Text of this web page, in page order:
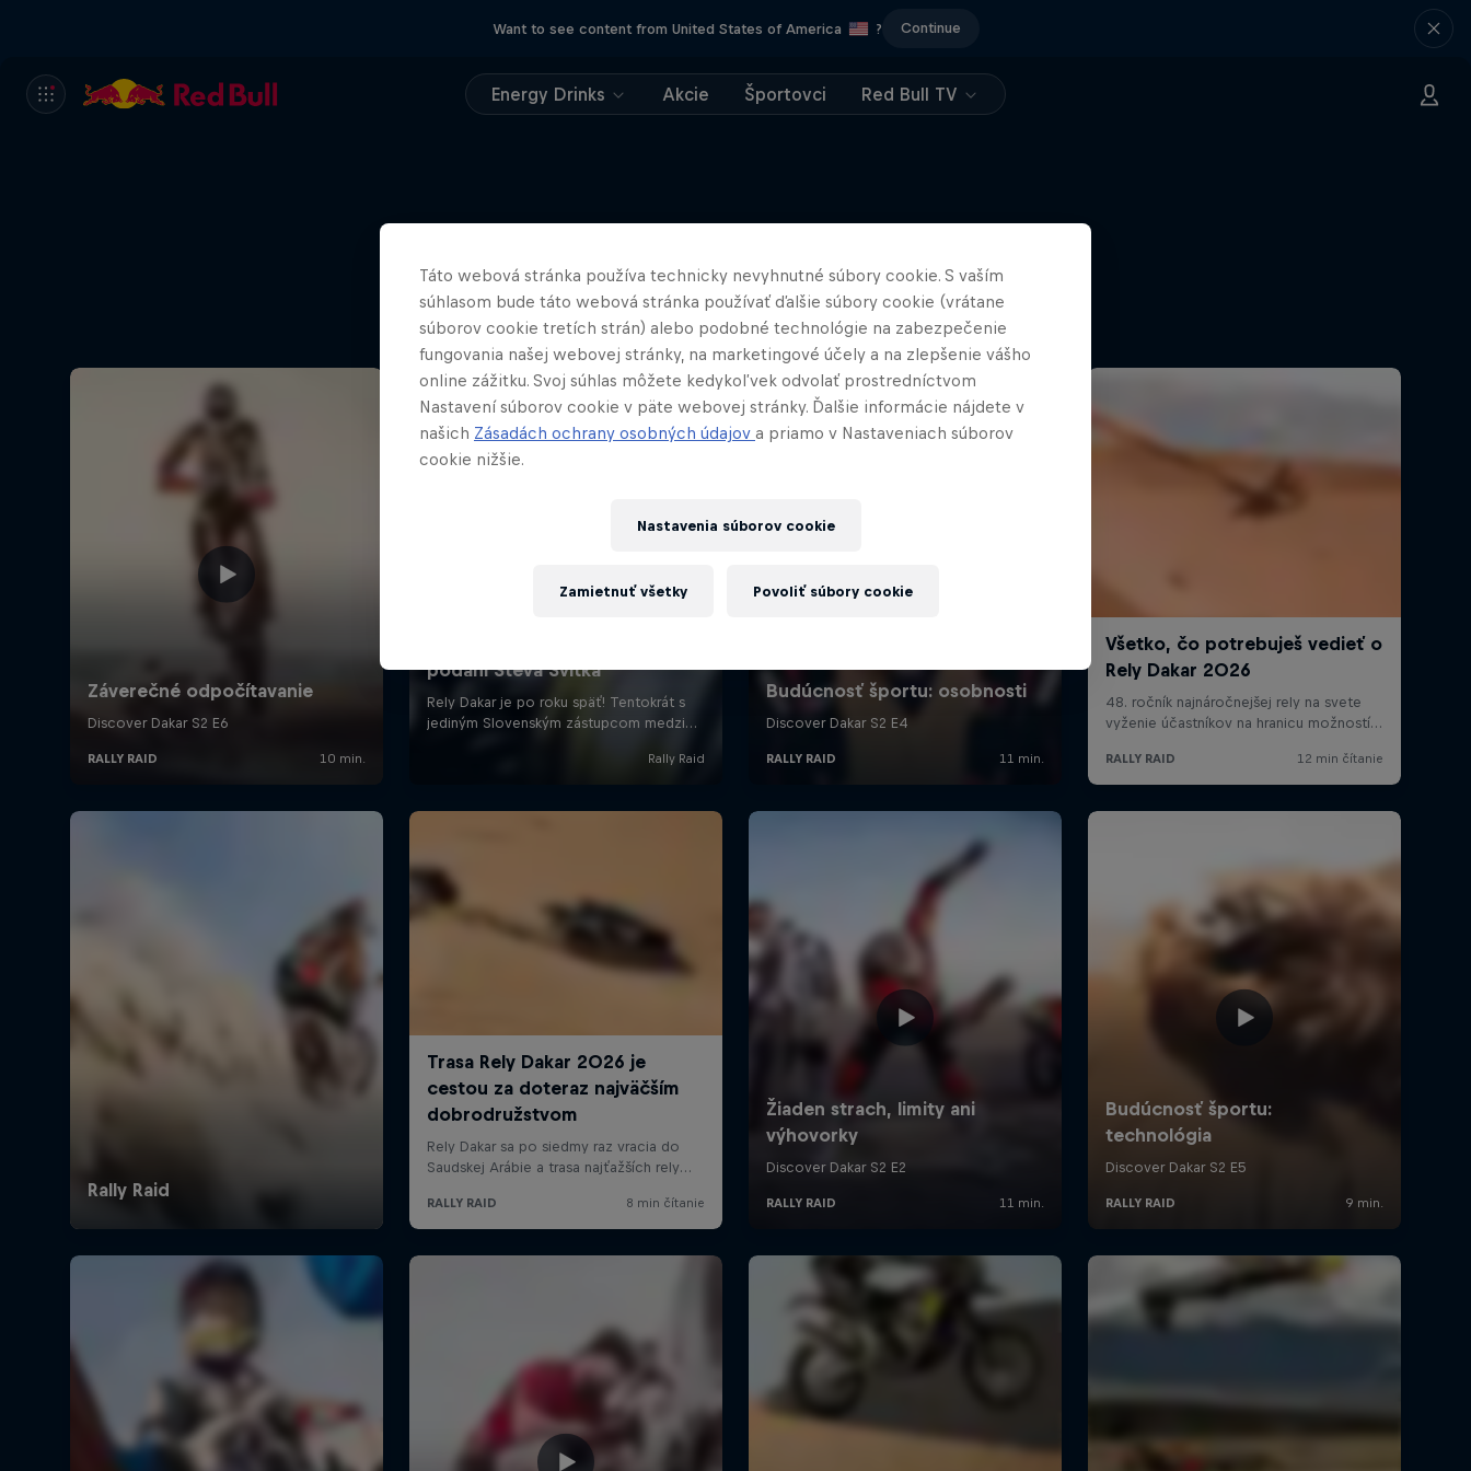
Want to see content from United States of America ? Continue
Energy Drinks Akcie Športovci Red Bull TV
Viac
Táto webová stránka používa technicky nevyhnutné súbory cookie. S vaším
súhlasom bude táto webová stránka používať ďalšie súbory cookie (vrátane
súborov cookie tretích strán) alebo podobné technológie na zabezpečenie
fungovania našej webovej stránky, na marketingové účely a na zlepšenie vášho
online zážitku. Svoj súhlas môžete kedykoľvek odvolať prostredníctvom
Nastavení súborov cookie v päte webovej stránky. Ďalšie informácie nájdete v
našich Zásadách ochrany osobných údajov a priamo v Nastaveniach súborov
cookie nižšie.
Nastavenia súborov cookie
Zamietnuť všetky Povoliť súbory cookie